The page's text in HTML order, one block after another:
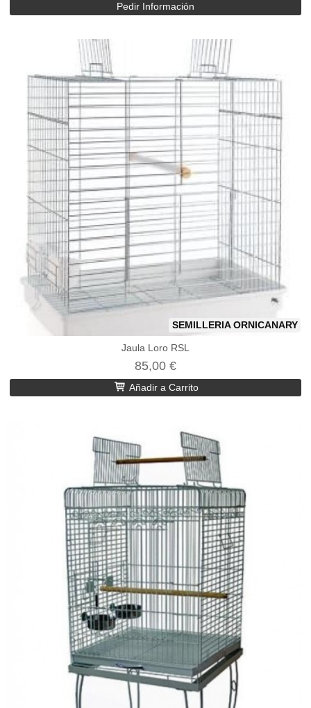
Pedir Información
SEMILLERIA ORNICANARY
Jaula Loro RSL
85,00 €
Añadir a Carrito